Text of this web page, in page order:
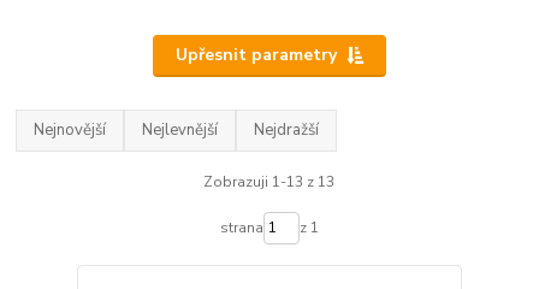
Upřesnit parametry
Nejnovější Nejlevnější Nejdražší
Zobrazuji 1-13 z 13
strana z 1